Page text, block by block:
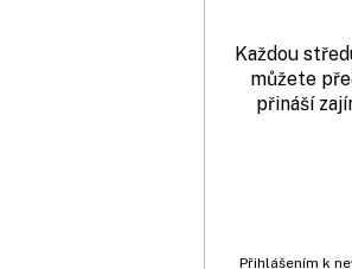
Každou
můžete
přináší
Přihlášením k